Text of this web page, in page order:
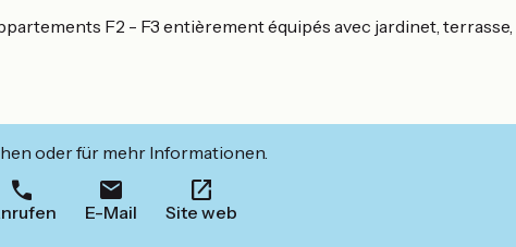
F2 - F3 entièrement équipés avec jardinet,
oder für mehr Informationen.
E-Mail Site web